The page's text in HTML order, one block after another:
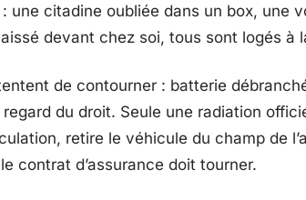
une citadine oubliée dans un box, une
devant chez soi, tous sont logés à
de contourner : batterie
du droit. Seule une radiation
retire le véhicule du champ de
contrat d’assurance doit tourner.